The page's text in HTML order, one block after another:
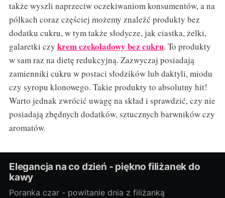
także wyszli naprzeciw oczekiwaniom konsumentów, a na
pólkach coraz częściej możemy znaleźć produkty bez
dodatku cukru, w tym także słodycze, jak ciastka, żelki,
galaretki czy krem czekoladowy bez cukru. To produkty
w sam raz na dietę redukcyjną. Zazwyczaj posiadają
zamienniki cukru w postaci słodzików lub daktyli, miodu
czy syropu klonowego. Takie produkty to absolutny hit!
Warto jednak zwrócić uwagę na skład i sprawdzić, czy nie
posiadają zbędnych dodatków, sztucznych barwników czy
aromatów.
Elegancja na co dzień - piękno filiżanek do
kawy
Poranka czar - powitanie dnia z filiżanką